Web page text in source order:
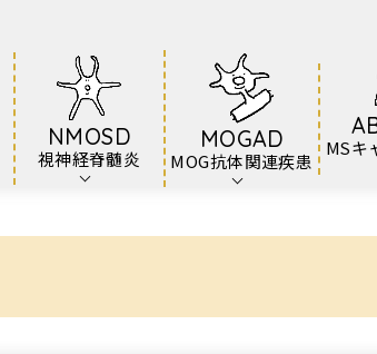
NMOSD
視神経脊髄炎
MOGAD
MOG抗体関連疾患
MSキ